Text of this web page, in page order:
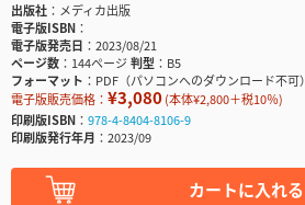
出版社
メディカ出版
電子版ISBN
電子版発売日
2023/08/21
ページ数
144ページ判型
B5
フォーマット
PDF（パソコンへのダウンロード不可）
電子版販売価格： ¥3,080(本体¥2,800＋税10％)
印刷版ISBN
978-4-8404-8106-9
印刷版発行年月
2023/09
カートに入れる